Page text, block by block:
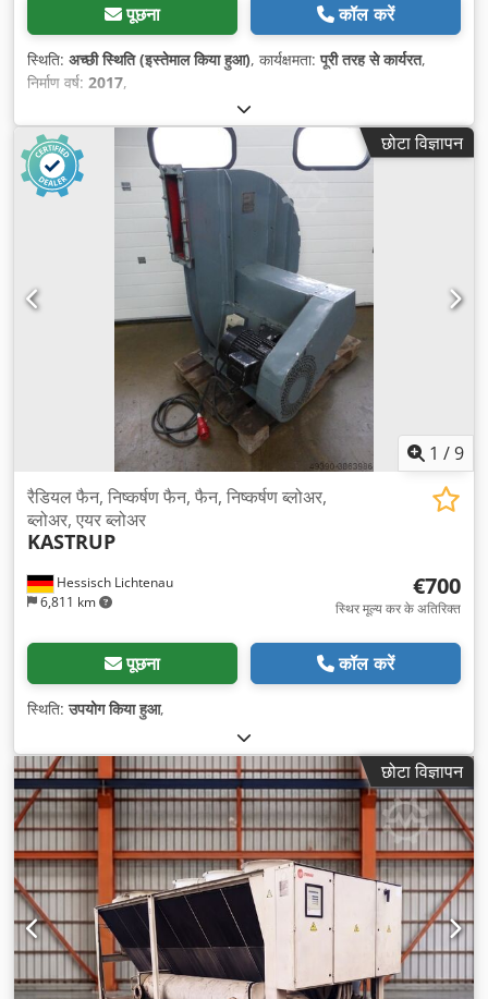
पूछना कॉल करें
स्थिति: अच्छी स्थिति (इस्तेमाल किया हुआ), कार्यक्षमता:पूरी तरह से कार्यरत,
निर्माण वर्ष: 2017,
छोटा विज्ञापन
1 /9
Hessisch Lichtenau
6,811 km
रैडियल फैन, निष्कर्षण फैन, फैन, निष्कर्षण ब्लोअर,
ब्लोअर, एयर ब्लोअर
KASTRUP
€700
स्थिर मूल्य कर के अतिरिक्त
पूछना कॉल करें
स्थिति:उपयोग किया हुआ,
छोटा विज्ञापन